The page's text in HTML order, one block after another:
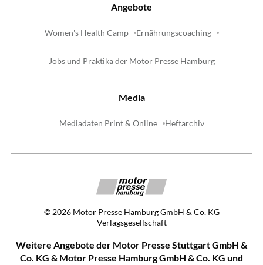
Angebote
Women's Health Camp Ernährungscoaching
Jobs und Praktika der Motor Presse Hamburg
Media
Mediadaten Print & Online Heftarchiv
© 2026 Motor Presse Hamburg GmbH & Co. KG
Verlagsgesellschaft
Weitere Angebote der Motor Presse Stuttgart GmbH &
Co. KG & Motor Presse Hamburg GmbH & Co. KG und